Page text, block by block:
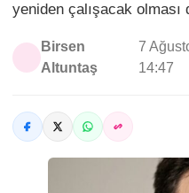
yeniden çalışacak olması
Birsen
Altuntaş
7
14:47